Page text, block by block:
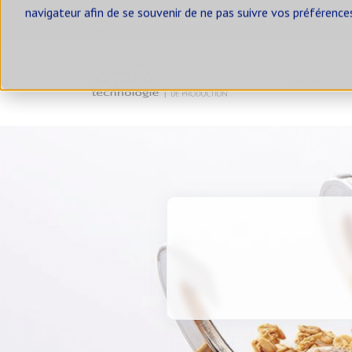
navigateur afin de se souvenir de ne pas suivre vos
contact@apia-sa.com +33 2 99 14
ALIMENTER DES SILOS ET
TRÉMIES TAMPONS
ALIMENTER UNE TRÉMIE PESÉE
ALIMENTER UN MÉLANGEUR
POUDRES-LIQUIDES
VIDER
VIDER
VIDER